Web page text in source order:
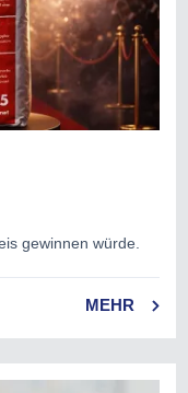
gewinnen würde.
MEHR